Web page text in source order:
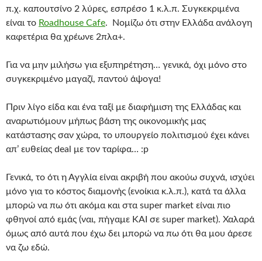
π.χ. καπουτσίνο 2 λύρες, εσπρέσο 1 κ.λ.π. Συγκεκριμένα
είναι το Roadhouse Cafe. Νομίζω ότι στην Ελλάδα ανάλογη
καφετέρια θα χρέωνε 2πλα+.
Για να μην μιλήσω για εξυπηρέτηση… γενικά, όχι μόνο στο
συγκεκριμένο μαγαζί, παντού άψογα!
Πριν λίγο είδα και ένα ταξί με διαφήμιση της Ελλάδας και
αναρωτιόμουν μήπως βάση της οικονομικής μας
κατάστασης σαν χώρα, το υπουργείο πολιτισμού έχει κάνει
απ’ ευθείας deal με τον ταρίφα… :p
Γενικά, το ότι η Αγγλία είναι ακριβή που ακούω συχνά, ισχύει
μόνο για το κόστος διαμονής (ενοίκια κ.λ.π.), κατά τα άλλα
μπορώ να πω ότι ακόμα και στα super market είναι πιο
φθηνοί από εμάς (ναι, πήγαμε ΚΑΙ σε super market). Χαλαρά
όμως από αυτά που έχω δει μπορώ να πω ότι θα μου άρεσε
να ζω εδώ.